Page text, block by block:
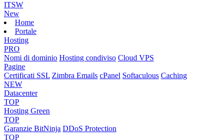
ITSW
New
Home
Portale
Hosting
PRO
Nomi di dominio Hosting condiviso Cloud VPS
Pagine
Certificati SSL Zimbra Emails cPanel Softaculous Caching
NEW
Datacenter
TOP
Hosting Green
TOP
Garanzie BitNinja DDoS Protection
TOP